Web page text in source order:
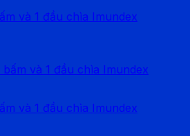
₫.
và 1 đầu chìa Imundex
₫.
và 1 đầu chìa Imundex